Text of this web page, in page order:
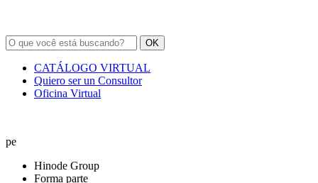
OK
CATÁLOGO VIRTUAL
Quiero ser un Consultor
Oficina Virtual
pe
Hinode Group
Forma parte